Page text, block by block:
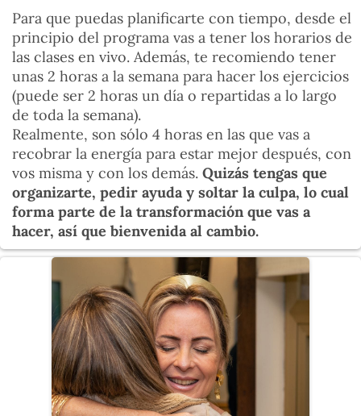
Para que puedas planificarte con tiempo, desde el
principio del programa vas a tener los horarios de
las clases en vivo. Además, te recomiendo tener
unas 2 horas a la semana para hacer los ejercicios
(puede ser 2 horas un día o repartidas a lo largo
de toda la semana).
Realmente, son sólo 4 horas en las que vas a
recobrar la energía para estar mejor después, con
vos misma y con los demás. Quizás tengas que
organizarte, pedir ayuda y soltar la culpa, lo cual
forma parte de la transformación que vas a
hacer, así que bienvenida al cambio.